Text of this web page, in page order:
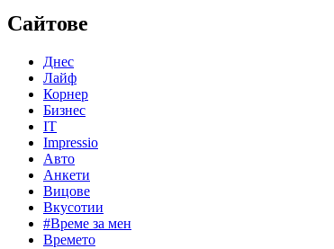
Сайтове
Днес
Лайф
Корнер
Бизнес
IT
Impressio
Авто
Анкети
Вицове
Вкусотии
#Време за мен
Времето